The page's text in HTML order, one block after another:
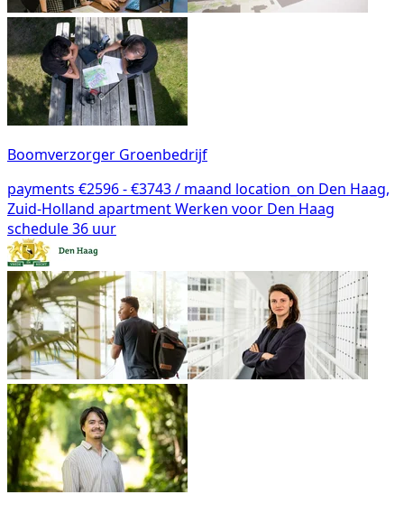
Boomverzorger Groenbedrijf
payments €2596 - €3743 / maand location_on Den Haag,
Zuid-Holland apartmentWerken voor Den Haag
schedule36 uur